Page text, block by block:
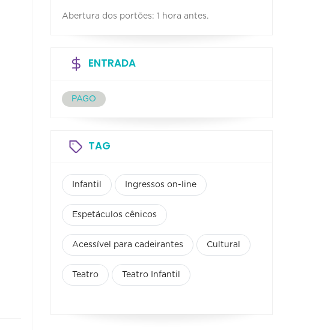
Abertura dos portões: 1 hora antes.
ENTRADA
PAGO
TAG
Infantil Ingressos on-line
Espetáculos cênicos
Acessível para cadeirantes Cultural
Teatro Teatro Infantil